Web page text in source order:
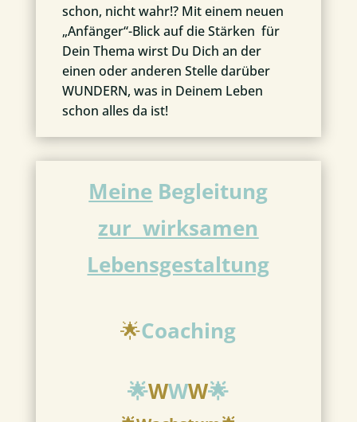
schon, nicht wahr!? Mit einem neuen
„Anfänger“-Blick auf die Stärken für
Dein Thema wirst Du Dich an der
einen oder anderen Stelle darüber
WUNDERN, was in Deinem Leben
schon alles da ist!
Meine Begleitung
zur wirksamen
Lebensgestaltung
🌟Coaching
🌟WWW🌟